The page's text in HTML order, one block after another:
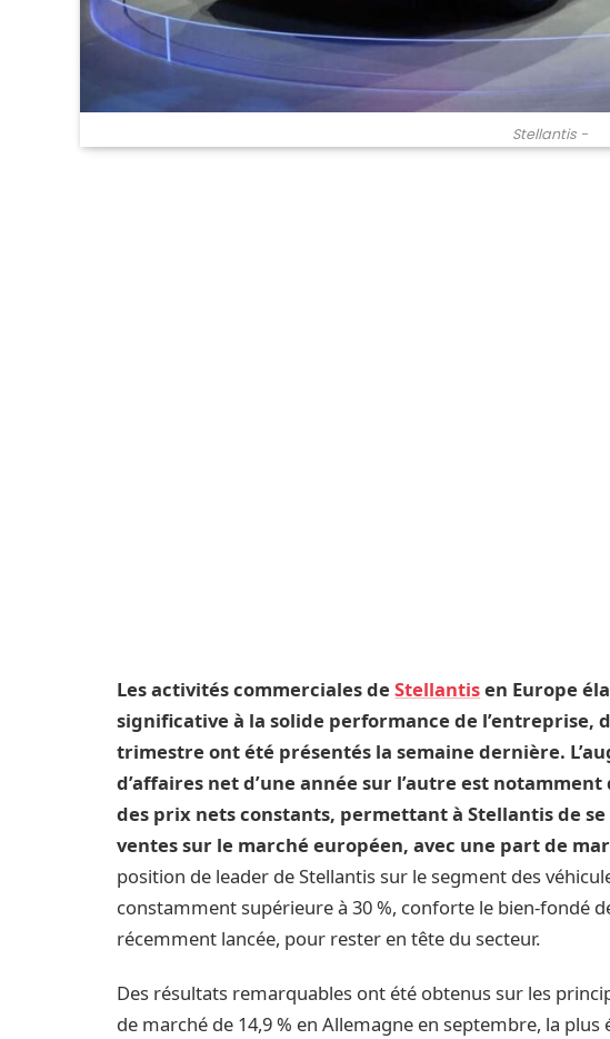
Stellantis -
Les activités commerciales deStellantisen Europe
significative à la solide performance de l’entreprise,
trimestre ont été présentés la semaine dernière.
d’affaires net d’une année sur l’autre est
des prix nets constants, permettant à Stellantis de
ventes sur le marché européen, avec une part de
position de leader de Stellantis sur le segment des
constamment supérieure à 30 %, conforte le bien-fondé
récemment lancée, pour rester en tête du secteur.
Des résultats remarquables ont été obtenus sur les
de marché de 14,9 % en Allemagne en septembre, la plus